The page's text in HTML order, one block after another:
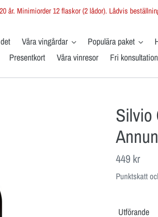
år. Minimiorder 12 flaskor (2 lådor). Lådvis
Våra vingårdar Populära paket
Presentkort
Våra vinresor Fri konsultation
Silvio
Ordinarie
pris
449 kr
Punktskatt
Utförande